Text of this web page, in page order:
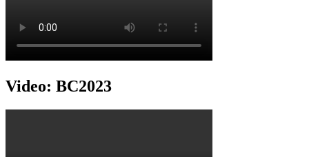
Video: BC2023